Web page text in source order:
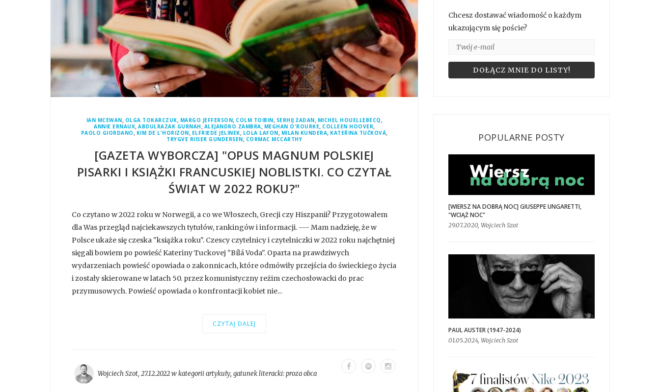
IAN MCEWAN, OLGA TOKARCZUK, MARGO JEFFERSON, COLM TOIBIN, SERHIJ ŻADAN, MICHEL HOUELLEBECQ ,
ANNIE ERNAUX, ABDULRAZAK GURNAH ,ALEJANDRO ZAMBRA, MEGHAN O'ROURKE, COLLEEN HOOVER,
PAOLO GIORDANO , KIM DE L'HORIZON, ELFRIEDE JELINEK, LOLA LAFON, MILAN KUNDERA, KATEŘINA TUČKOVÁ,
TRYGVE RIISER GUNDERSEN, CORMAC MCCARTHY
[GAZETA WYBORCZA] "OPUS MAGNUM POLSKIEJ
PISARKI I KSIĄŻKI FRANCUSKIEJ NOBLISTKI. CO CZYTAŁ
ŚWIAT W 2022 ROKU?"
Co czytano w 2022 roku w Norwegii, a co we Włoszech, Grecji czy Hiszpanii? Przygotowałem
dla Was przegląd najciekawszych tytułów, rankingów i informacji. --- Mam nadzieję, że w
Polsce ukaże się czeska "książka roku". Czescy czytelnicy i czytelniczki w 2022 roku najchętniej
sięgali bowiem po powieść Kateriny Tuckovej "Bílá Voda". Oparta na prawdziwych
wydarzeniach powieść opowiada o zakonnicach, które odmówiły przejścia do świeckiego życia
i zostały skierowane w latach 50. przez komunistyczny reżim czechosłowacki do prac
przymusowych. Powieść opowiada o konfrontacji kobiet nie...
CZYTAJ DALEJ
Wojciech Szot, 27.12.2022 w kategoriiartykuły, gatunek literacki:proza obca
Chcesz dostawać wiadomość o każdym
ukazującym się poście?
POPULARNE POSTY
[WIERSZ NA DOBRĄ NOC] GIUSEPPE UNGARETTI,
"WCIĄŻ NOC"
29.07.2020, Wojciech Szot
PAUL AUSTER (1947-2024)
01.05.2024, Wojciech Szot